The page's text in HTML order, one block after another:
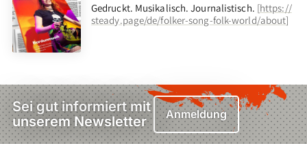
Gedruckt. Musikalisch. Journalistisch. [https://
steady.page/de/folker-song-folk-world/about]
Sei gut informiert mit
unserem Newsletter
Anmeldung